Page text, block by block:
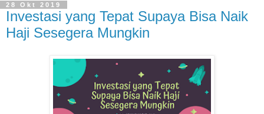
28 Okt 2019
Investasi yang Tepat Supaya Bisa Naik
Haji Sesegera Mungkin